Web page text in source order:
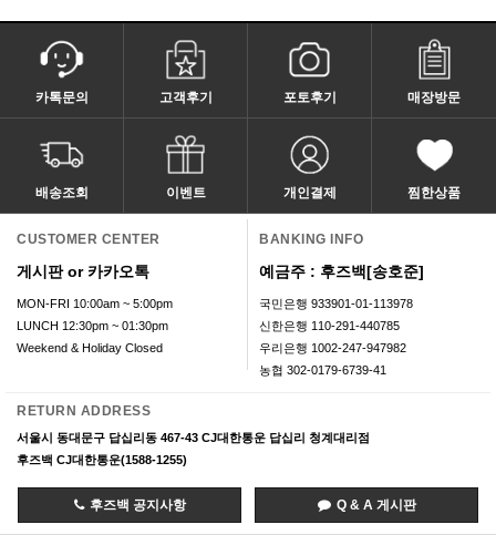
카톡문의 고객후기 포토후기 매장방문
배송조회 이벤트 개인결제 찜한상품
CUSTOMER CENTER
게시판 or 카카오톡
MON-FRI 10:00am ~ 5:00pm
LUNCH 12:30pm ~ 01:30pm
Weekend & Holiday Closed
BANKING INFO
예금주 : 후즈백[송호준]
국민은행 933901-01-113978
신한은행 110-291-440785
우리은행 1002-247-947982
농협 302-0179-6739-41
RETURN ADDRESS
서울시 동대문구 답십리동 467-43 CJ대한통운 답십리 청계대리점
후즈백 CJ대한통운(1588-1255)
후즈백 공지사항 Q & A 게시판